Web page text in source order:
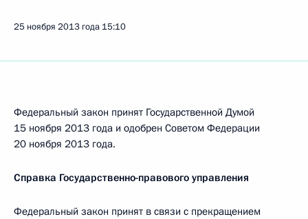
25 ноября 2013 года 15:10
Федеральный закон принят Государственной Думой
15 ноября 2013 года и одобрен Советом Федерации
20 ноября 2013 года.
Справка Государственно-правового управления
Федеральный закон принят в связи с прекращением